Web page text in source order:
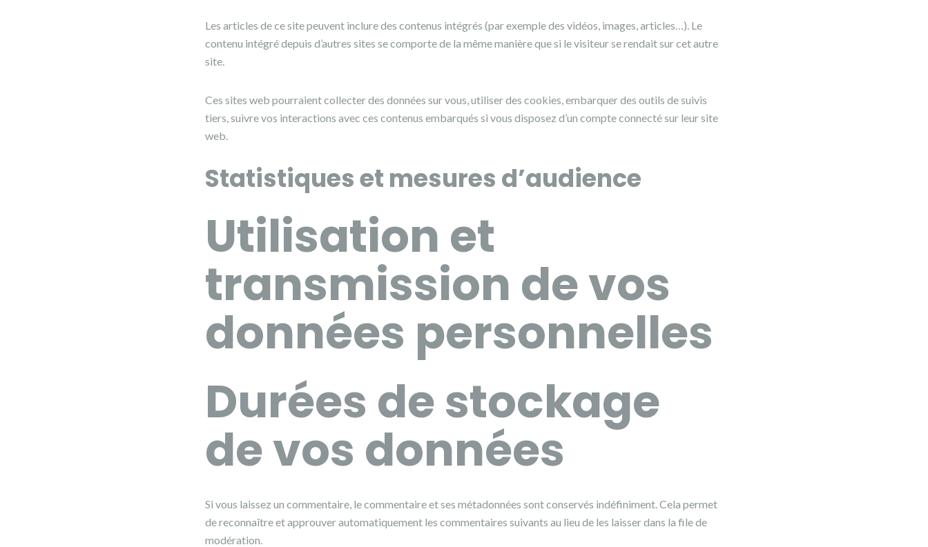
Les articles de ce site peuvent inclure des contenus intégrés (par exemple des vidéos, images, articles…). Le
contenu intégré depuis d’autres sites se comporte de la même manière que si le visiteur se rendait sur cet autre
site.
Ces sites web pourraient collecter des données sur vous, utiliser des cookies, embarquer des outils de suivis
tiers, suivre vos interactions avec ces contenus embarqués si vous disposez d’un compte connecté sur leur site
web.
Statistiques et mesures d’audience
Utilisation et
transmission de vos
données personnelles
Durées de stockage
de vos données
Si vous laissez un commentaire, le commentaire et ses métadonnées sont conservés indéfiniment. Cela permet
de reconnaître et approuver automatiquement les commentaires suivants au lieu de les laisser dans la file de
modération.